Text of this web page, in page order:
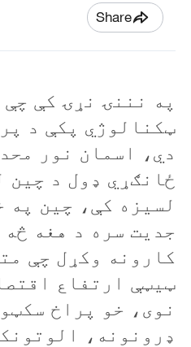
Share
په نننۍ نړۍ کې
ټکنالوژي پکې د
دي، اسمان نور
ځانګړي ډول د چين
لسيزه کې، چين په
جديت سره د هغه
کارونه وکړل چې
ټيټې ارتفاع
نوی، خو پراخ
ډرونونه،